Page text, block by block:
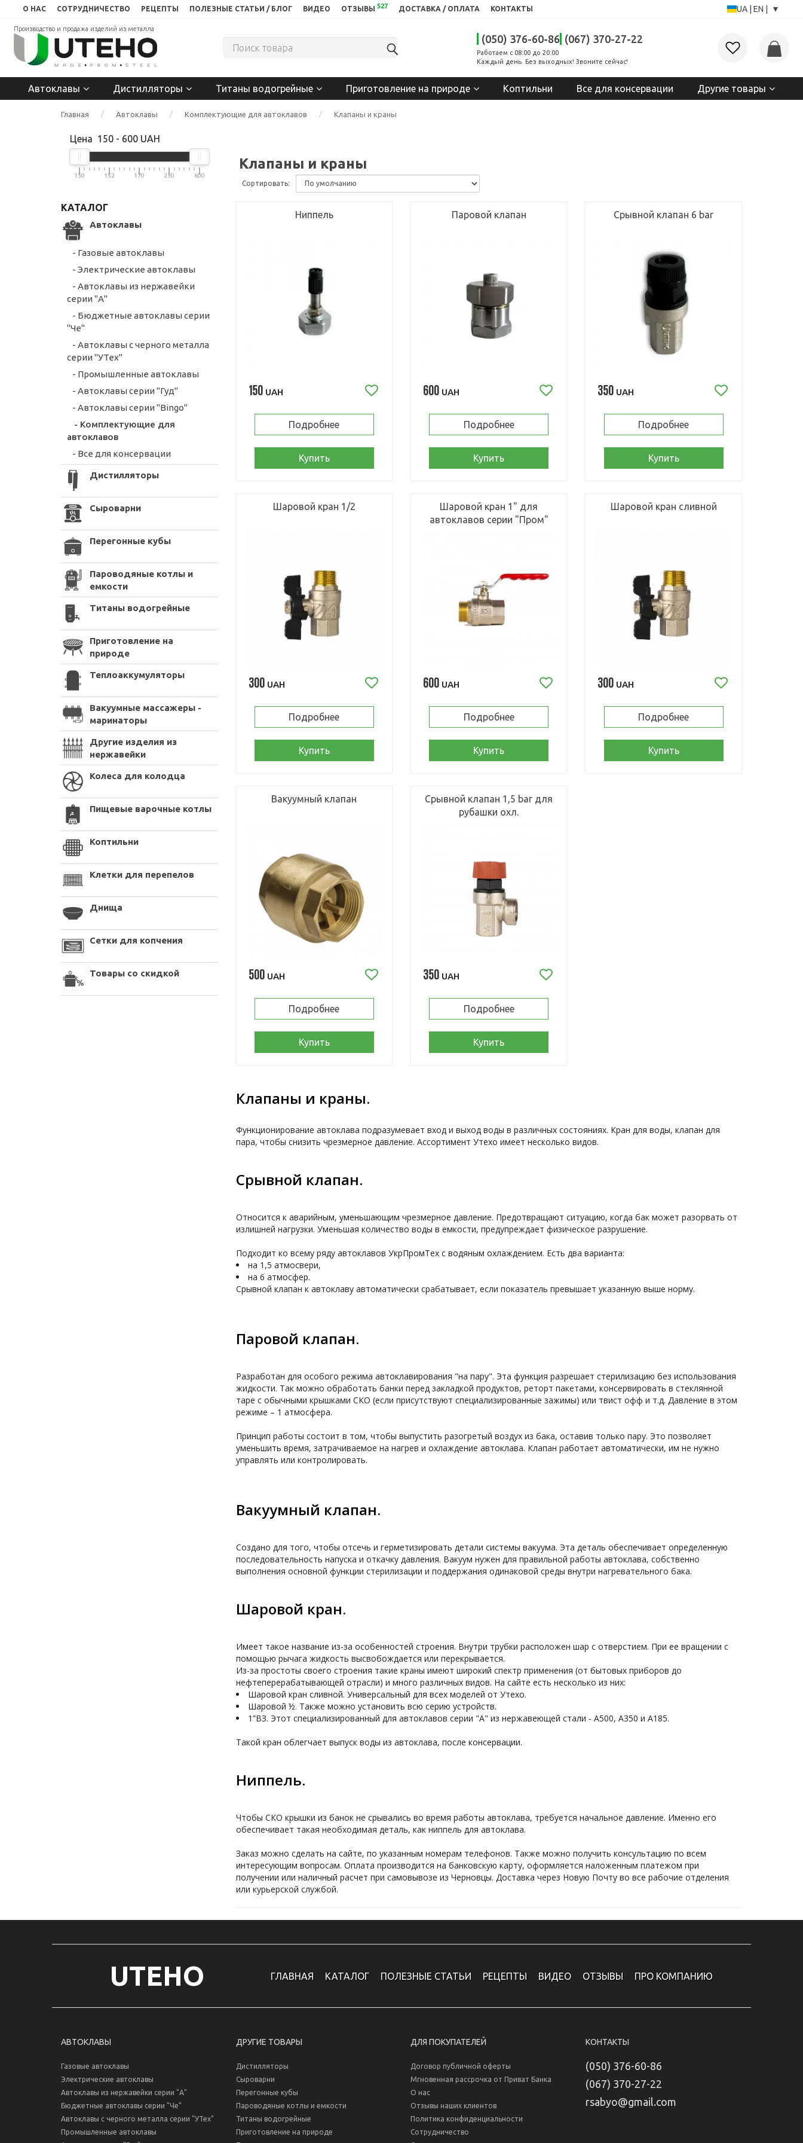
О НАС СОТРУДНИЧЕСТВО РЕЦЕПТЫ ПОЛЕЗНЫЕ СТАТЬИ / БЛОГ ВИДЕО ОТЗЫВЫ 527 ДОСТАВКА / ОПЛАТА КОНТАКТЫ UA EN ▾
Производство и продажа изделий из металла
(050) 376-60-86 (067) 370-27-22
Работаем с 08:00 до 20:00
Каждый день. Без выходных! Звоните сейчас!
Автоклавы Дистилляторы Титаны водогрейные Приготовление на природе Коптильни Все для консервации Другие товары
Главная Автоклавы Комплектующие для автоклавов Клапаны и краны
Цена 150 - 600 UAH
150 152 170 230 600
КАТАЛОГ
Автоклавы
- Газовые автоклавы
- Электрические автоклавы
- Автоклавы из нержавейки
серии "А"
- Бюджетные автоклавы серии
"Че"
- Автоклавы с черного металла
серии "УТех"
- Промышленные автоклавы
- Автоклавы серии "Гуд"
- Автоклавы серии "Bingo"
- Комплектующие для
автоклавов
- Все для консервации
Дистилляторы
Сыроварни
Перегонные кубы
Пароводяные котлы и
емкости
Титаны водогрейные
Приготовление на
природе
Теплоаккумуляторы
Вакуумные массажеры -
маринаторы
Другие изделия из
нержавейки
Колеса для колодца
Пищевые варочные котлы
Коптильни
Клетки для перепелов
Днища
Сетки для копчения
Товары со скидкой
Клапаны и краны
Сортировать:
Ниппель
150UAH
Подробнее
Купить
Паровой клапан
600UAH
Подробнее
Купить
Срывной клапан 6 bar
350 UAH
Подробнее
Купить
Шаровой кран 1/2
300UAH
Подробнее
Купить
Шаровой кран 1" для
автоклавов серии "Пром"
600UAH
Подробнее
Купить
Шаровой кран сливной
300 UAH
Подробнее
Купить
Вакуумный клапан
500UAH
Подробнее
Купить
Срывной клапан 1,5 bar для
рубашки охл.
350UAH
Подробнее
Купить
Клапаны и краны.
Функционирование автоклава подразумевает вход и выход воды в различных состояниях. Кран для воды, клапан для
пара, чтобы снизить чрезмерное давление. Ассортимент Утехо имеет несколько видов.
Срывной клапан.
Относится к аварийным, уменьшающим чрезмерное давление. Предотвращают ситуацию, когда бак может разорвать от
излишней нагрузки. Уменьшая количество воды в емкости, предупреждает физическое разрушение.
Подходит ко всему ряду автоклавов УкрПромТех с водяным охлаждением. Есть два варианта:
на 1,5 атмосвери,
на 6 атмосфер.
Срывной клапан к автоклаву автоматически срабатывает, если показатель превышает указанную выше норму.
Паровой клапан.
Разработан для особого режима автоклавирования "на пару". Эта функция разрешает стерилизацию без использования
жидкости. Так можно обработать банки перед закладкой продуктов, реторт пакетами, консервировать в стеклянной
таре с обычными крышками СКО (если присутствуют специализированные зажимы) или твист офф и т.д. Давление в этом
режиме – 1 атмосфера.
Принцип работы состоит в том, чтобы выпустить разогретый воздух из бака, оставив только пару. Это позволяет
уменьшить время, затрачиваемое на нагрев и охлаждение автоклава. Клапан работает автоматически, им не нужно
управлять или контролировать.
Вакуумный клапан.
Создано для того, чтобы отсечь и герметизировать детали системы вакуума. Эта деталь обеспечивает определенную
последовательность напуска и откачку давления. Вакуум нужен для правильной работы автоклава, собственно
Шаровой кран.
Имеет такое название из-за особенностей строения. Внутри трубки расположен шар с отверстием. При ее вращении с
помощью рычага жидкость высвобождается или перекрывается.
Из-за простоты своего строения такие краны имеют широкий спектр применения (от бытовых приборов до
нефтеперерабатывающей отрасли) и много различных видов. На сайте есть несколько из них:
Шаровой кран сливной. Универсальный для всех моделей от Утехо.
Шаровой ½. Также можно установить всю серию устройств.
1”ВЗ. Этот специализированный для автоклавов серии "А" из нержавеющей стали - А500, А350 и А185.
Ниппель.
Чтобы СКО крышки из банок не срывались во время работы автоклава, требуется начальное давление. Именно его
обеспечивает такая необходимая деталь, как ниппель для автоклава.
Заказ можно сделать на сайте, по указанным номерам телефонов. Также можно получить консультацию по всем
интересующим вопросам. Оплата производится на банковскую карту, оформляется наложенным платежом при
получении или наличный расчет при самовывозе из Черновцы. Доставка через Новую Почту во все рабочие отделения
UTEHO ГЛАВНАЯ КАТАЛОГ ПОЛЕЗНЫЕ СТАТЬИ РЕЦЕПТЫ ВИДЕО ОТЗЫВЫ ПРО КОМПАНИЮ
АВТОКЛАВЫ
Газовые автоклавы
Электрические автоклавы
Автоклавы из нержавейки серии "А"
Бюджетные автоклавы серии "Че"
Автоклавы с черного металла серии "УТех"
Промышленные автоклавы
ДРУГИЕ ТОВАРЫ
Дистилляторы
Сыроварни
Перегонные кубы
Пароводяные котлы и емкости
Титаны водогрейные
Приготовление на природе
ДЛЯ ПОКУПАТЕЛЕЙ
Договор публичной оферты
Мгновенная рассрочка от Приват Банка
О нас
Отзывы наших клиентов
Политика конфиденциальности
Сотрудничество
КОНТАКТЫ
(050) 376-60-86
(067) 370-27-22
rsabyo@gmail.com